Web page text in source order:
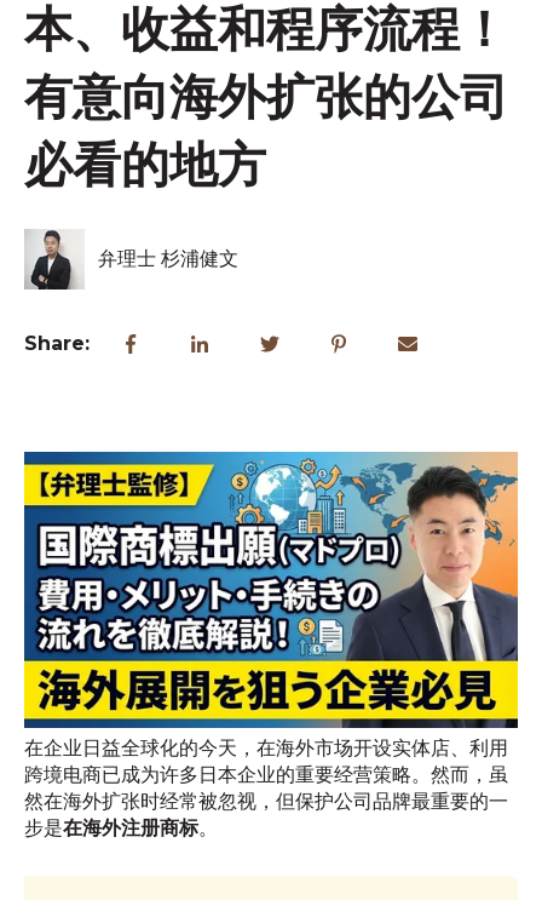
本、收益和程序流程！
有意向海外扩张的公司
必看的地方
弁理士 杉浦健文
Share:
在企业日益全球化的今天，在海外市场开设实体店、利用
跨境电商已成为许多日本企业的重要经营策略。然而，虽
然在海外扩张时经常被忽视，但保护公司品牌最重要的一
步是在海外注册商标。